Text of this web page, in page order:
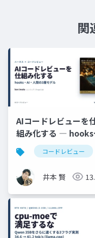
関
AIコードレビューを
組み化する ― hooks
AI・人間の3層モデル
コードレビュー
井本 賢